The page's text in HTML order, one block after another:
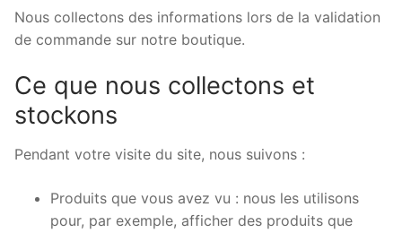
Nous collectons des informations lors de la validation
de commande sur notre boutique.
Ce que nous collectons et
stockons
Pendant votre visite du site, nous suivons :
Produits que vous avez vu : nous les utilisons
pour, par exemple, afficher des produits que